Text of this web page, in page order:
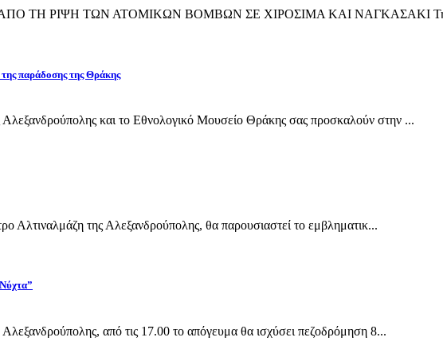
ΑΠΟ ΤΗ ΡΙΨΗ ΤΩΝ ΑΤΟΜΙΚΩΝ ΒΟΜΒΩΝ ΣΕ ΧΙΡΟΣΙΜΑ ΚΑΙ ΝΑΓΚΑΣΑΚΙ
παράδοσης της Θράκης
και το Εθνολογικό Μουσείο Θράκης σας προσκαλούν στην ...
της Αλεξανδρούπολης, θα παρουσιαστεί το εμβληματικ...
από τις 17.00 το απόγευμα θα ισχύσει πεζοδρόμηση 8...